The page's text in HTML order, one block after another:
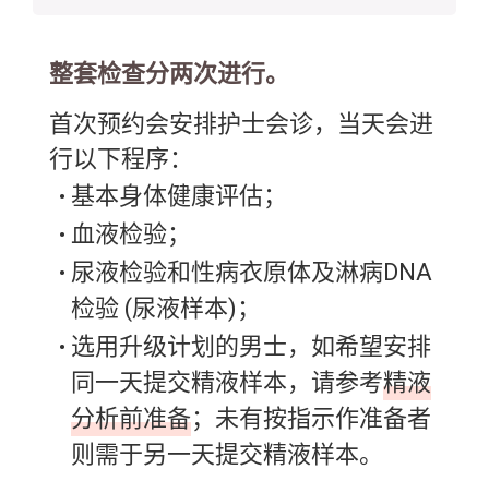
整套检查分两次进行。
首次预约会安排护士会诊，当天会进
行以下程序：
基本身体健康评估；
血液检验；
尿液检验和性病衣原体及淋病DNA
检验 (尿液样本)；
选用升级计划的男士，如希望安排
同一天提交精液样本，请参考精液
分析前准备；未有按指示作准备者
则需于另一天提交精液样本。